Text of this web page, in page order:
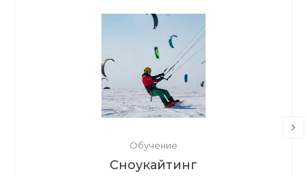
Обучение
Сноукайтинг